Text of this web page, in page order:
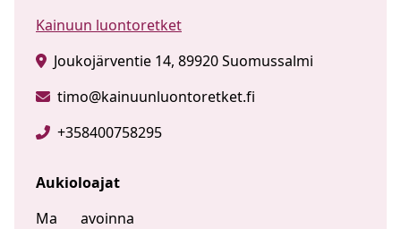
Kainuun luontoretket
Joukojärventie 14, 89920 Suomussalmi
timo@kainuunluontoretket.fi
+358400758295
Aukioloajat
Ma
avoinna